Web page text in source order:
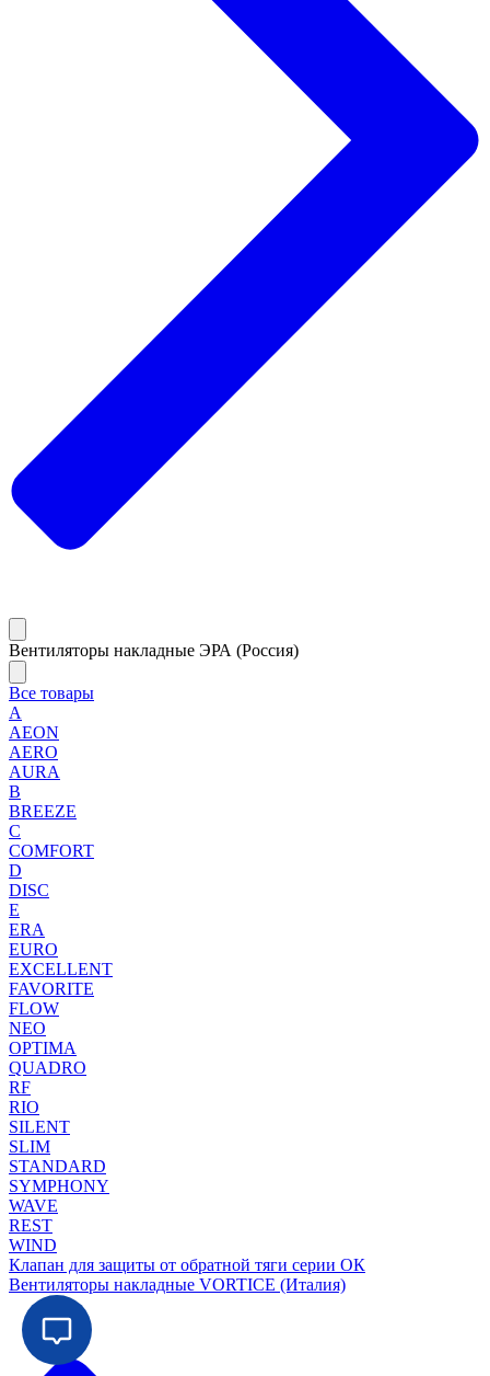
Вентиляторы накладные ЭРА (Россия)
Все товары
A
AEON
AERO
AURA
B
BREEZE
C
COMFORT
D
DISC
E
ERA
EURO
EXCELLENT
FAVORITE
FLOW
NEO
OPTIMA
QUADRO
RF
RIO
SILENT
SLIM
STANDARD
SYMPHONY
WAVE
REST
WIND
Клапан для защиты от обратной тяги серии ОК
Вентиляторы накладные VORTICE (Италия)